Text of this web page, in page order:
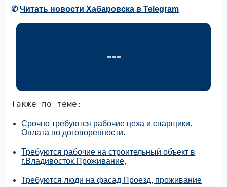
✆Читать новости Хабаровска в Telegram
Также по теме:
Срочно требуются рабочие цеха и сварщики.
Оплата по договоренности.
Требуются рабочие на строительный объект в
г.Владивосток.Проживание,
Требуются люди на фасад Проезд, проживание